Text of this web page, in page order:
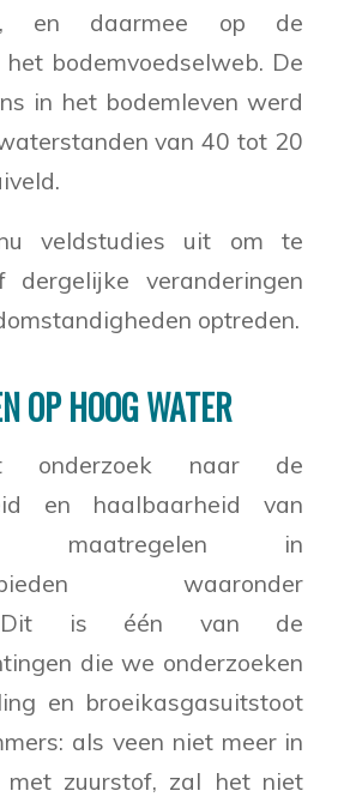
en daarmee op de
bodemvoedselweb. De
in het bodemleven werd
van 40 tot 20
veldstudies uit om te
dergelijke veranderingen
optreden.
OP HOOG WATER
onderzoek naar de
en haalbaarheid van
maatregelen in
waaronder
Dit is één van de
die we onderzoeken
en broeikasgasuitstoot
als veen niet meer in
met zuurstof, zal het niet